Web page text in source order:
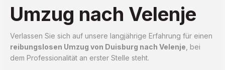
Umzug nach Velenje
Verlassen Sie sich auf unsere langjährige Erfahrung für einen
reibungslosen Umzug von Duisburg nach Velenje , bei
dem Professionalität an erster Stelle steht.